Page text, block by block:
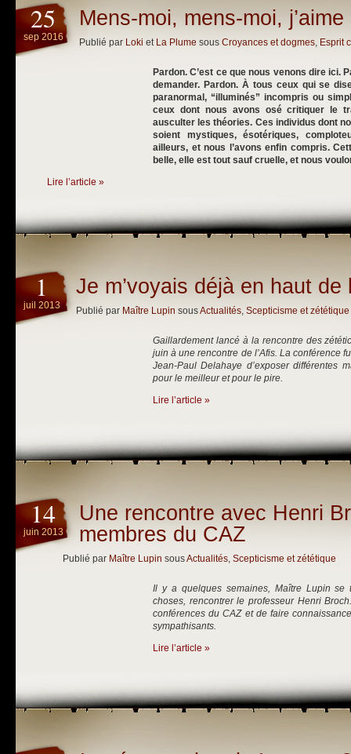
25
sep 2016
Mens-moi, mens-moi,
Publié par Loki et La Plume sous Croyances et dogmes, Esprit
Pardon. C’est ce que nous venons dire ici.
demander. Pardon. À tous ceux qui se
paranormal, “illuminés” incompris ou
ceux dont nous avons osé critiquer le
ausculter les théories. Ces individus dont
soient mystiques, ésotériques,
ailleurs, et nous l’avons enfin compris.
belle, elle est tout sauf cruelle, et nous
Lire l’article »
1
juil 2013
Je m’voyais déjà en haut de
Publié par Maître Lupin sousActualités, Scepticisme et zététique
Gaillardement lancé à la rencontre des
juin à une rencontre de l’Afis. La conférence
Jean-Paul Delahaye d’exposer différentes
pour le meilleur et pour le pire.
Lire l’article »
14
juin 2013
Une rencontre avec Henri
membres du CAZ
Publié par Maître Lupin sousActualités, Scepticisme et zététique
Il y a quelques semaines, Maître Lupin se
choses, rencontrer le professeur Henri
conférences du CAZ et de faire
sympathisants.
Lire l’article »